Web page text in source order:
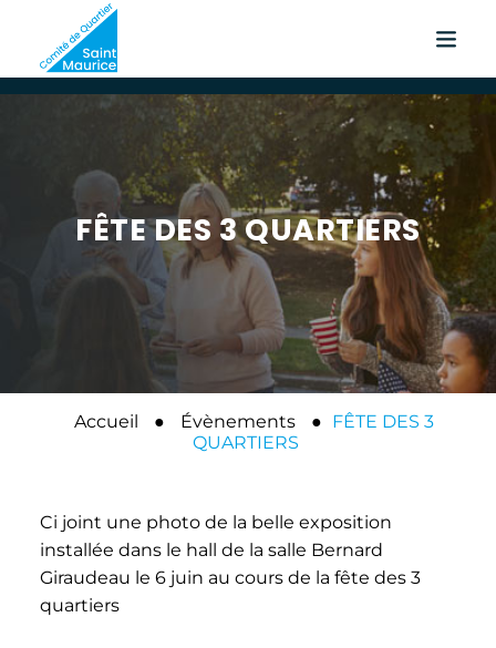
FÊTE DES 3 QUARTIERS
Accueil ● Évènements ● FÊTE DES 3
QUARTIERS
Ci joint une photo de la belle exposition
installée dans le hall de la salle Bernard
Giraudeau le 6 juin au cours de la fête des 3
quartiers